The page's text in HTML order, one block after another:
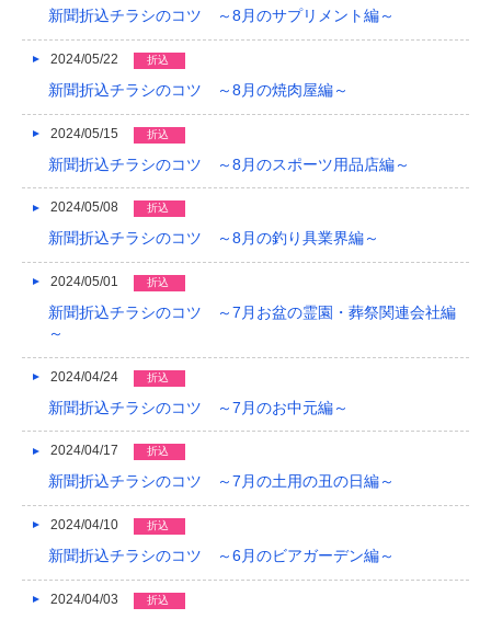
新聞折込チラシのコツ ～8月のサプリメント編～
2024/05/22 折込
新聞折込チラシのコツ ～8月の焼肉屋編～
2024/05/15 折込
新聞折込チラシのコツ ～8月のスポーツ用品店編～
2024/05/08 折込
新聞折込チラシのコツ ～8月の釣り具業界編～
2024/05/01 折込
新聞折込チラシのコツ ～7月お盆の霊園・葬祭関連会社編
～
2024/04/24 折込
新聞折込チラシのコツ ～7月のお中元編～
2024/04/17 折込
新聞折込チラシのコツ ～7月の土用の丑の日編～
2024/04/10 折込
新聞折込チラシのコツ ～6月のビアガーデン編～
2024/04/03 折込